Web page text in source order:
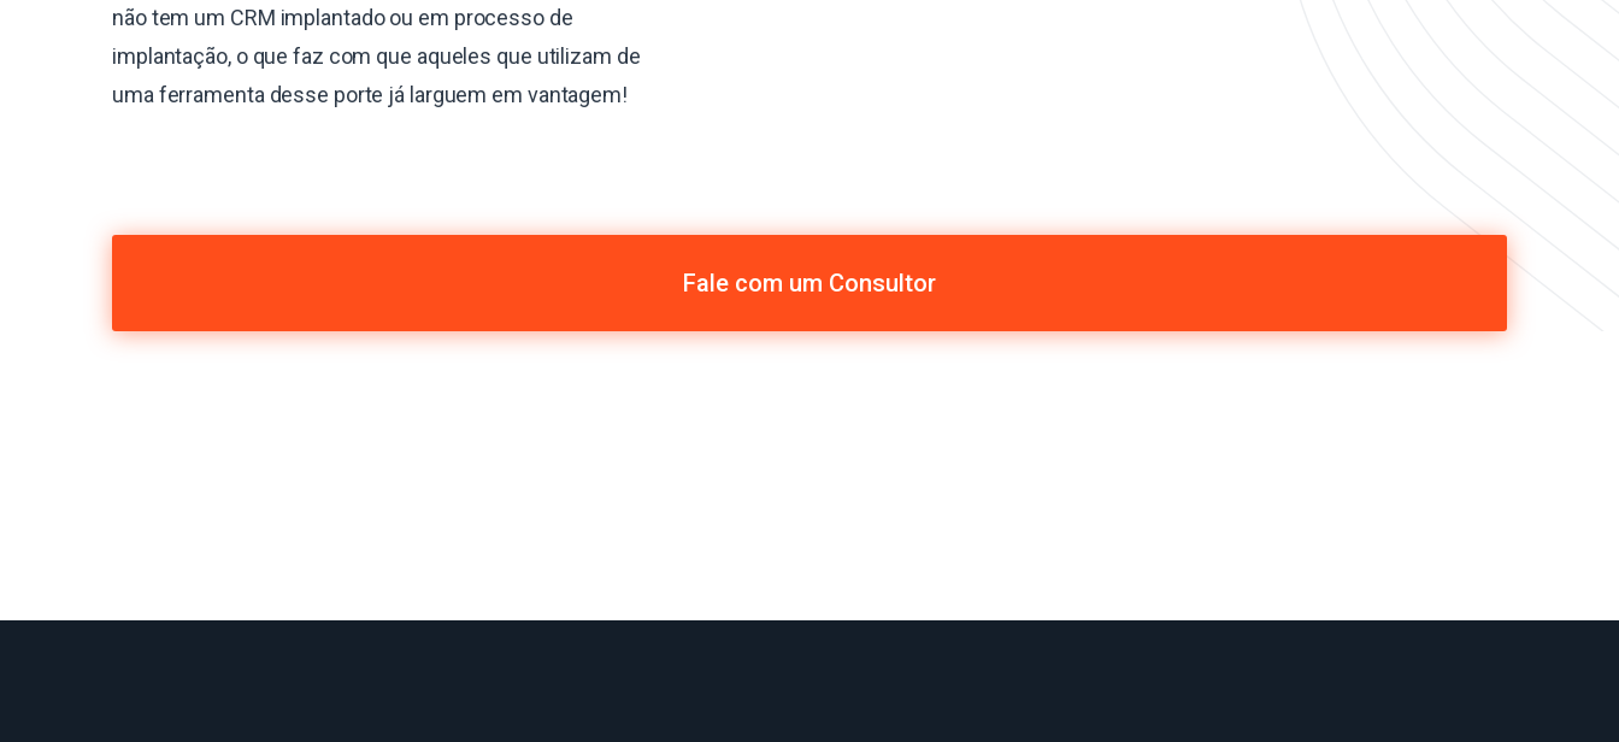
não tem um CRM implantado ou em processo de
implantação, o que faz com que aqueles que utilizam de
uma ferramenta desse porte já larguem em vantagem!
Fale com um Consultor